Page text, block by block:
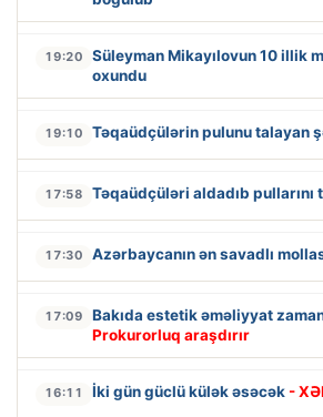
19:20
Süleyman Mikayılovun 10 illik
oxundu
19:10 Təqaüdçülərin pulunu talayan
17:58 Təqaüdçüləri aldadıb pullarını
17:30 Azərbaycanın ən savadlı
17:09 Bakıda estetik əməliyyat
Prokurorluq araşdırır
16:11 İki gün güclü külək əsəcək -